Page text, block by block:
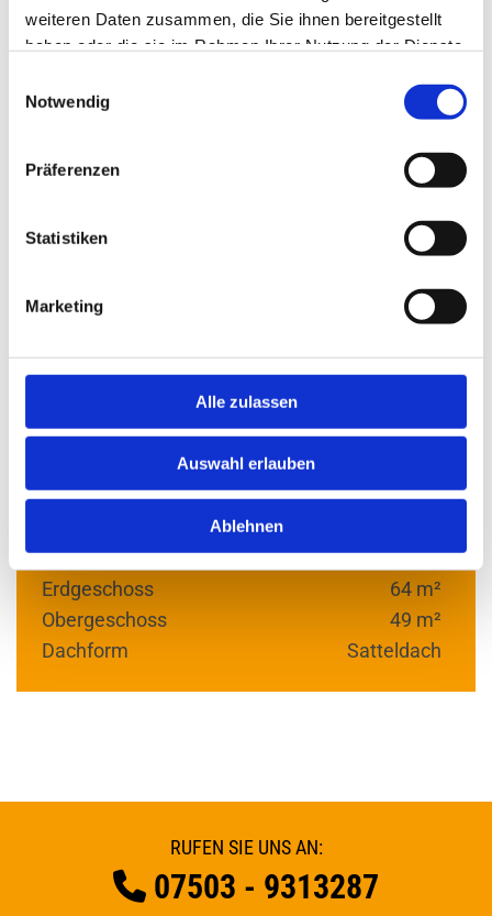
weiteren Daten zusammen, die Sie ihnen bereitgestellt
haben oder die sie im Rahmen Ihrer Nutzung der Dienste
Notwendig
Präferenzen
Statistiken
Marketing
Alle zulassen
Auswahl erlauben
Ablehnen
PROJEKT 113S
Wohn­flä­che
Erd­ge­schoss
64 m²
Ober­ge­schoss
49 m²
Dach­form
Sat­tel­dach
RUFEN SIE UNS AN:
 07503 - 9313287